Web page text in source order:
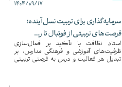
سرمایه‌گذاری برای تربیت نسل آینده؛
فرصت‌های تربیتی از فوتبال تا ر...
استاد نظافت با تأکید بر فعال‌سازی
ظرفیت‌های آموزشی و فرهنگی مدارس، بر
تبدیل هر فعالیت و درس به فرصتی تربیتی
1404/09/17